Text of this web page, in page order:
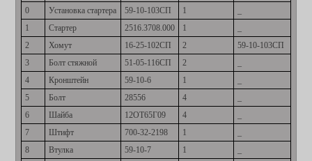
0 Установка стартера 59-10-103СП 1
1
Стартер 2516.3708.000 1
2
Хомут 16-25-102СП 2
59-10-103СП
3
Болт стяжной 51-05-116СП 2
4
Кронштейн 59-10-6 1
5
Болт 28556 4
6
Шайба 12ОТ65Г09 4
7
Штифт 700-32-2198 1
8
Втулка 59-10-7 1